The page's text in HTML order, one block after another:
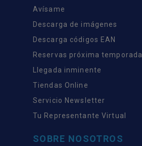
Avísame
Descarga de imágenes
Descarga códigos EAN
Reservas próxima temporada
Llegada inminente
Tiendas Online
Servicio Newsletter
Tu Representante Virtual
SOBRE NOSOTROS